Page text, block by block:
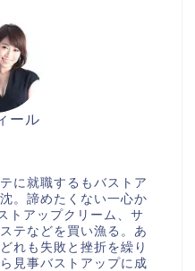
ール
に就職するもバストア
。諦めたくない一心か
トアップクリーム、サ
テなどを買い漁る。あ
れも失敗と挫折を繰り
見事バストアップに成